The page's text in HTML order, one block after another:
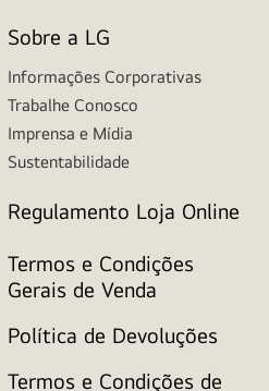
Sobre a LG
Informações Corporativas
Trabalhe Conosco
Imprensa e Mídia
Sustentabilidade
Regulamento Loja Online
Termos e Condições
Gerais de Venda
Política de Devoluções
Termos e Condições de